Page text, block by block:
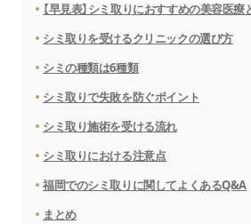
【早見表】シミ取りにおすすめの美容医
シミ取りを受けるクリニックの選び方
シミの種類は6種類
シミ取りで失敗を防ぐポイント
シミ取り施術を受ける流れ
シミ取りにおける注意点
福岡でのシミ取りに関してよくあるQ&A
まとめ